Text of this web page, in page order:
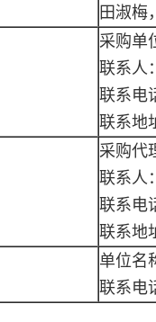
田淑梅
采购单
联系人
联系电
联系地
采购代
联系人
联系电
联系地
单位名
联系电